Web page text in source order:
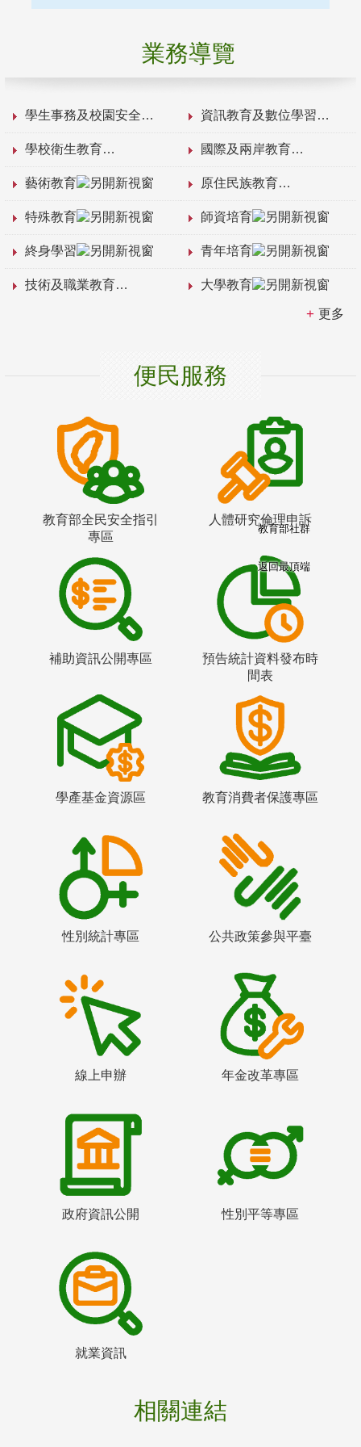
業務導覽
學生事務及校園安全 資訊教育及數位學習
學校衛生教育 國際及兩岸教育
藝術教育 原住民族教育
特殊教育 師資培育
終身學習 青年培育
技術及職業教育 大學教育
更多
便民服務
教育部全民安全指引
專區
人體研究倫理申訴
補助資訊公開專區
預告統計資料發布時
間表
學產基金資源區 教育消費者保護專區
性別統計專區 公共政策參與平臺
線上申辦 年金改革專區
政府資訊公開 性別平等專區
就業資訊
相關連結
教育部社群
返回最頂端